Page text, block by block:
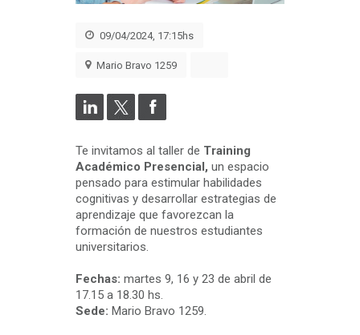
09/04/2024, 17:15hs
Mario Bravo 1259
Te invitamos al taller de Training
Académico Presencial, un espacio
pensado para estimular habilidades
cognitivas y desarrollar estrategias de
aprendizaje que favorezcan la
formación de nuestros estudiantes
universitarios.
Fechas: martes 9, 16 y 23 de abril de
17.15 a 18.30 hs.
Sede: Mario Bravo 1259.